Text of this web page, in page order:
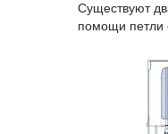
Существуют
помощи петли